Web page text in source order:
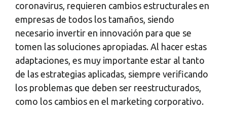
coronavirus, requieren cambios estructurales en
empresas de todos los tamaños, siendo
necesario invertir en innovación para que se
tomen las soluciones apropiadas. Al hacer estas
adaptaciones, es muy importante estar al tanto
de las estrategias aplicadas, siempre verificando
los problemas que deben ser reestructurados,
como los cambios en el marketing corporativo.